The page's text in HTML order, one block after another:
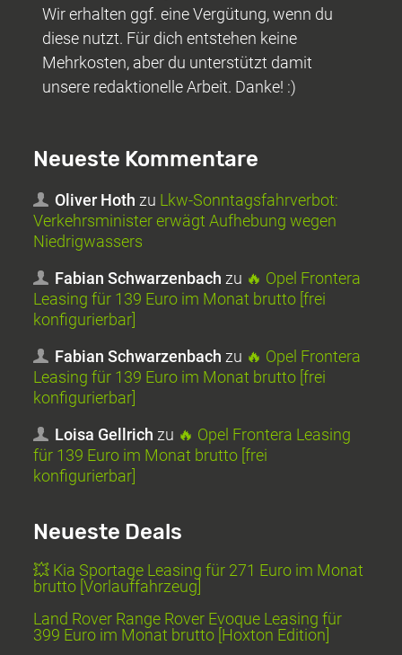
Wir erhalten ggf. eine Vergütung, wenn du
diese nutzt. Für dich entstehen keine
Mehrkosten, aber du unterstützt damit
unsere redaktionelle Arbeit. Danke! :)
Neueste Kommentare
Oliver Hoth zu Lkw-Sonntagsfahrverbot:
Verkehrsminister erwägt Aufhebung wegen
Niedrigwassers
Fabian Schwarzenbach zu 🔥 Opel Frontera
Leasing für 139 Euro im Monat brutto [frei
konfigurierbar]
Fabian Schwarzenbach zu 🔥 Opel Frontera
Leasing für 139 Euro im Monat brutto [frei
konfigurierbar]
Loisa Gellrich zu 🔥 Opel Frontera Leasing
für 139 Euro im Monat brutto [frei
konfigurierbar]
Neueste Deals
💥 Kia Sportage Leasing für 271 Euro im Monat
brutto [Vorlauffahrzeug]
Land Rover Range Rover Evoque Leasing für
399 Euro im Monat brutto [Hoxton Edition]